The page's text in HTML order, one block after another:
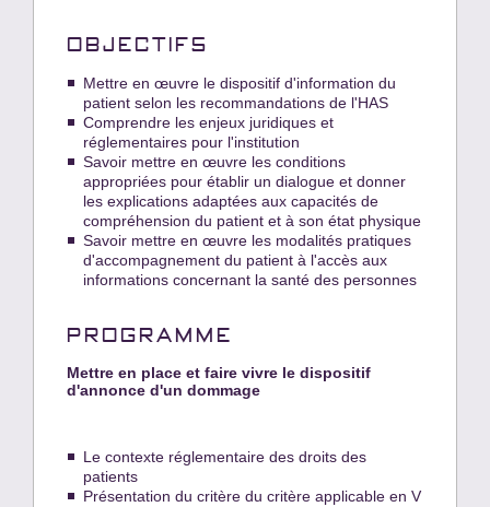
OBJECTIFS
Mettre en œuvre le dispositif d'information du
patient selon les recommandations de l'HAS
Comprendre les enjeux juridiques et
réglementaires pour l'institution
Savoir mettre en œuvre les conditions
appropriées pour établir un dialogue et donner
les explications adaptées aux capacités de
compréhension du patient et à son état physique
Savoir mettre en œuvre les modalités pratiques
d'accompagnement du patient à l'accès aux
informations concernant la santé des personnes
PROGRAMME
Mettre en place et faire vivre le dispositif
d'annonce d'un dommage
Le contexte réglementaire des droits des
patients
Présentation du critère du critère applicable en V